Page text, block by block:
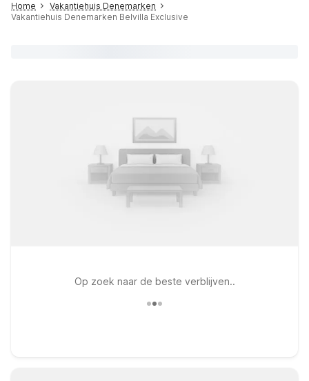
Home
Vakantiehuis Denemarken
Vakantiehuis Denemarken Belvilla Exclusive
Op zoek naar de beste verblijven..